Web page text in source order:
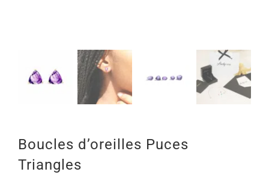
Boucles d’oreilles Puces
Triangles